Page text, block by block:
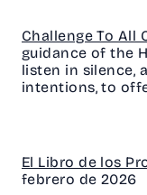
Challenge To All
guidance of the
listen in silence,
intentions, to
El Libro de los
febrero de 2026